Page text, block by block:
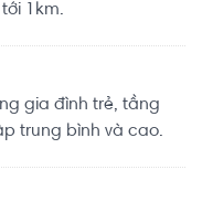
1km.
gia đình trẻ, tầng
trung bình và cao.